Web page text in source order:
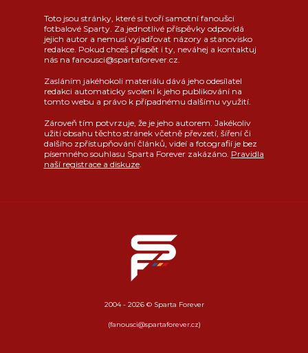
Toto jsou stránky, které si tvoří samotní fanoušci
fotbalové Sparty. Za jednotlivé příspěvky odpovídá
jejich autor a nemusí vyjadřovat názory a stanovisko
redakce. Pokud chceš přispět i ty, neváhej a kontaktuj
nás na fanousci@spartaforever.cz.
Zasláním jakéhokoli materiálu dává jeho odesílatel
redakci automaticky svolení k jeho publikování na
tomto webu a právo k případnému dalšímu využití.
Zároveň tím potvrzuje, že je jeho autorem. Jakékoliv
užití obsahu těchto stránek včetně převzetí, šíření či
dalšího zpřístupňování článků, videí a fotografií je bez
písemného souhlasu Sparta Forever zakázáno. Pravidla
naší registrace a diskuze.
2004 - 2026 © Sparta Forever
(fanousci@spartaforever.cz)